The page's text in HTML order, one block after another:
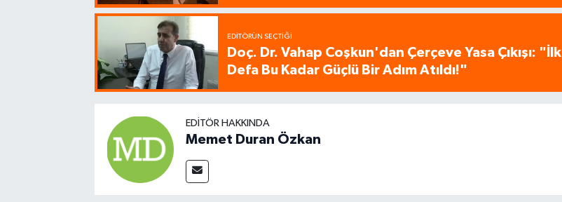
EDITÖRÜN SEÇTIĞI
Doç. Dr. Vahap Coşkun'dan Çerçeve Yasa Çıkışı: "İlk
Defa Bu Kadar Güçlü Bir Adım Atıldı!"
EDITÖR HAKKINDA
Memet Duran Özkan